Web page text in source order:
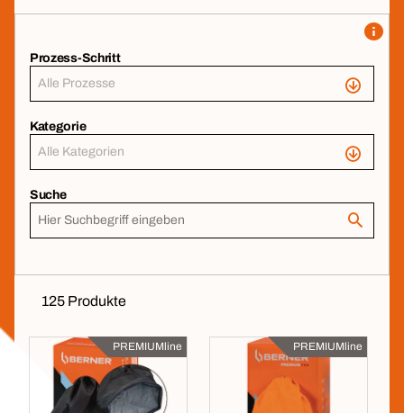
Prozess-Schritt
Alle Prozesse
Kategorie
Alle Kategorien
Suche
125 Produkte
PREMIUMline PREMIUMline